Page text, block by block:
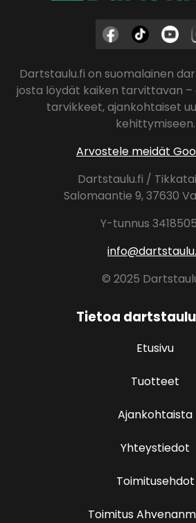
Dartstaulu.fi on suomalainen
josta löydät kaiken tarvittavan
tarvikkeet, ajankohtaiset
kehittymiseen.
Arvostele meidät
Dartstaulu.fi /
Salomaantie 9, 37630
Y-tunnus
© 2025
Tietoa
Etusivu
Tuotteet
Ajankohtaista
Yhteystiedot
Toimitusehdot
Toimitus